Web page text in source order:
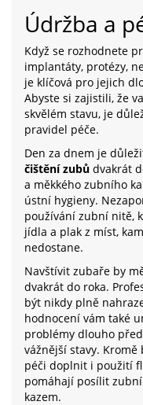
Údržba a
Když se rozhodnete
implantáty, protézy,
je klíčová pro jejich
Abyste si zajistili, že
skvělém stavu, je
pravidel péče.
Den za dnem je
čištění zubů dvakrát
a měkkého zubního
ústní hygieny.
používání zubní nitě,
jídla a plak z míst,
nedostane.
Navštívit zubaře by
dvakrát do roka.
být nikdy plně
hodnocení vám také
problémy dlouho
vážnější stavy.
péči doplnit i použití
pomáhají posílit
kazem.